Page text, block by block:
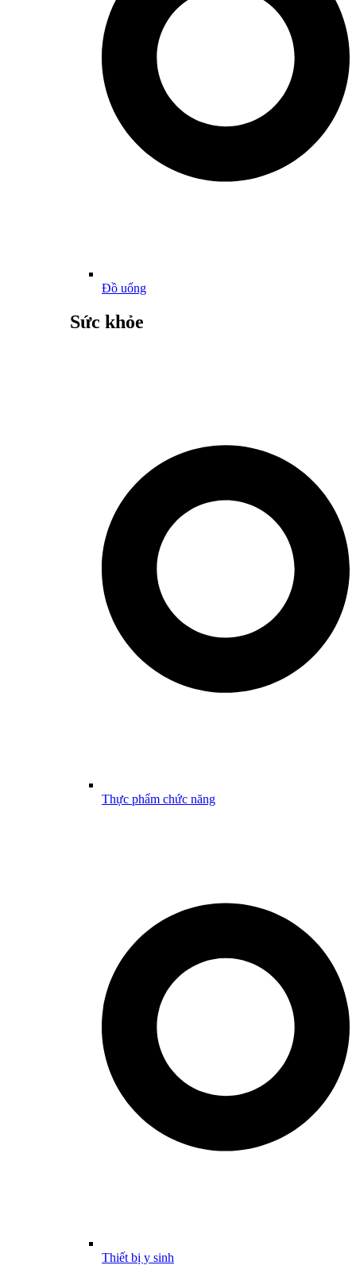
Đồ uống
Sức khỏe
Thực phẩm chức năng
Thiết bị y sinh